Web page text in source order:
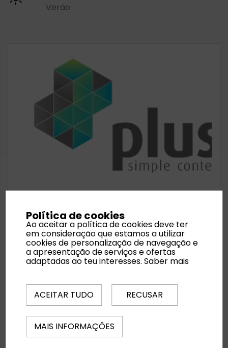
Verão
Política de cookies
Ao aceitar a política de cookies deve ter
em consideração que estamos a utilizar
cookies de personalização de navegação e
a apresentação de serviços e ofertas
adaptadas ao teu interesses.Saber mais
ACEITAR TUDO RECUSAR
MAIS INFORMAÇÕES